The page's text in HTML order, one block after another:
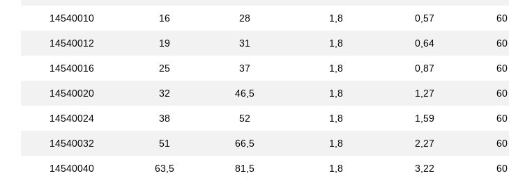
14540010 16 28 1,8 0,57 60
14540012 19 31 1,8 0,64 60
14540016 25 37 1,8 0,87 60
14540020 32 46,5 1,8 1,27 60
14540024 38 52 1,8 1,59 60
14540032 51 66,5 1,8 2,27 60
14540040 63,5 81,5 1,8 3,22 60